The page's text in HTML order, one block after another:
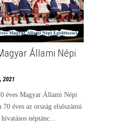
Állami Népi
2021
éves Magyar Állami Népi
éves az ország elsőszámú
néptánc...